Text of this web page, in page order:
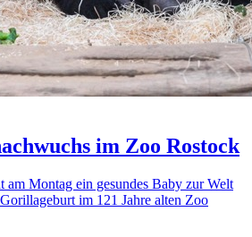
im Zoo Rostock
am Montag ein gesundes Baby zur Welt
im 121 Jahre alten Zoo